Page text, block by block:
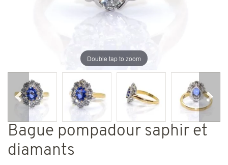
Double tap to zoom
Précédent
Bague pompadour saphir et
diamants